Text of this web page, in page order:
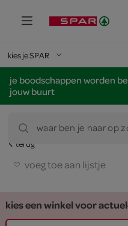
kies je SPAR
je boodschappen worden
jouw buurt
waar ben je naar op
terug
voeg toe aan lijstje
kies een winkel voor